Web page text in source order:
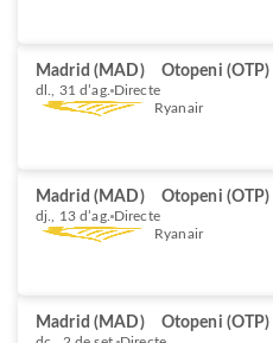
Madrid (MAD) Otopeni (OTP)
dl., 31 d’ag. Directe
Ryanair
Madrid (MAD) Otopeni (OTP)
dj., 13 d’ag. Directe
Ryanair
Madrid (MAD) Otopeni (OTP)